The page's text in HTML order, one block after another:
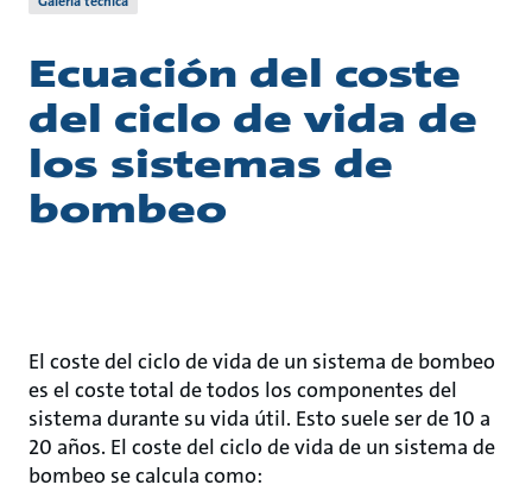
Ecuación del coste
del ciclo de vida de
los sistemas de
bombeo
El coste del ciclo de vida de un sistema de bombeo
es el coste total de todos los componentes del
sistema durante su vida útil. Esto suele ser de 10 a
20 años. El coste del ciclo de vida de un sistema de
bombeo se calcula como: